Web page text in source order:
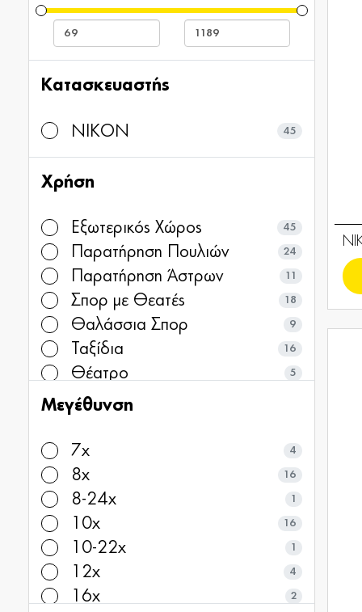
Κατασκευαστής
NIKON 45
Χρήση
Εξωτερικός Χώρος 45
Παρατήρηση Πουλιών 24
Παρατήρηση Άστρων 11
Σπορ με Θεατές 18
Θαλάσσια Σπορ 9
Ταξίδια 16
Θέατρο 5
Μεγέθυνση
7x 4
8x 16
8-24x 1
10x 16
10-22x 1
12x 4
16x 2